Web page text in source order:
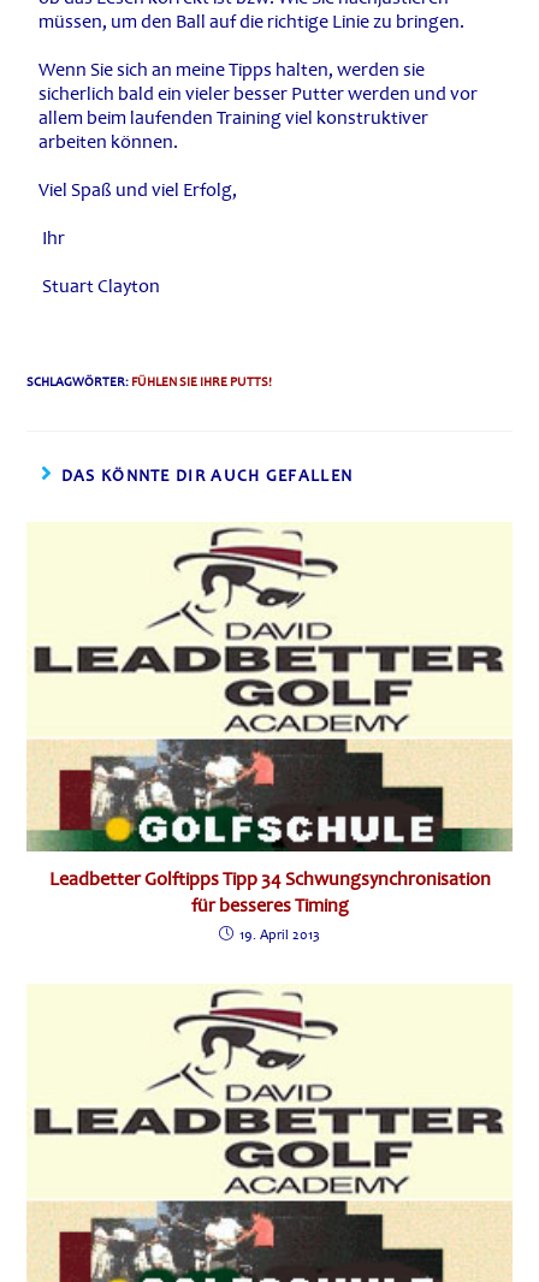
müssen, um den Ball auf die richtige Linie zu bringen.
Wenn Sie sich an meine Tipps halten, werden sie
sicherlich bald ein vieler besser Putter werden und vor
allem beim laufenden Training viel konstruktiver
arbeiten können.
Viel Spaß und viel Erfolg,
Ihr
Stuart Clayton
SCHLAGWÖRTER: FÜHLEN SIE IHRE PUTTS!
DAS KÖNNTE DIR AUCH GEFALLEN
Leadbetter Golftipps Tipp 34 Schwungsynchronisation
für besseres Timing
19. April 2013